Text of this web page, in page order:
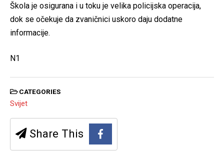
Škola je osigurana i u toku je velika policijska operacija,
dok se očekuje da zvaničnici uskoro daju dodatne
informacije.
N1
CATEGORIES
Svijet
Share This